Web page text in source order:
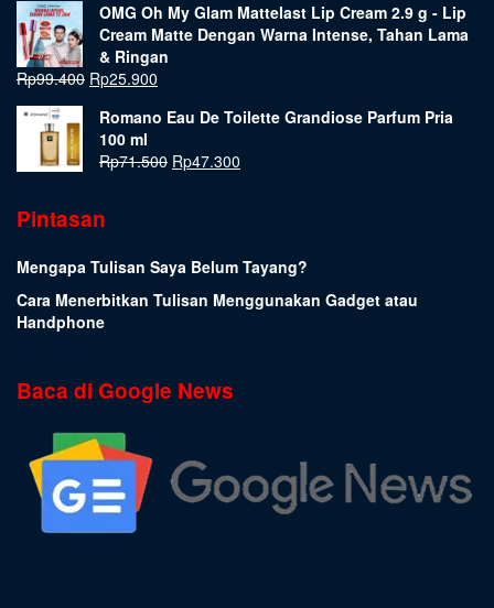
OMG Oh My Glam Mattelast Lip Cream 2.9 g - Lip
Cream Matte Dengan Warna Intense, Tahan Lama
& Ringan
Rp99.400 Rp25.900
Romano Eau De Toilette Grandiose Parfum Pria
100 ml
Rp71.500 Rp47.300
Pintasan
Mengapa Tulisan Saya Belum Tayang?
Cara Menerbitkan Tulisan Menggunakan Gadget atau
Handphone
Baca di Google News